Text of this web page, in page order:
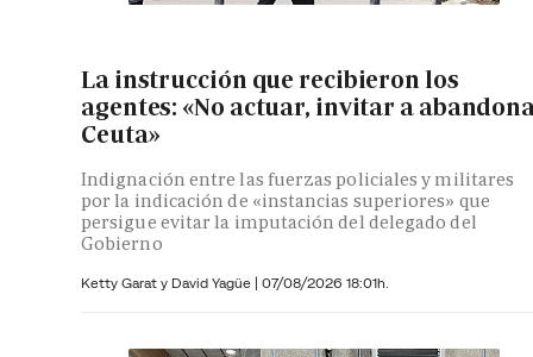
La instrucción que recibieron los
agentes: «No actuar, invitar a
Ceuta»
Indignación entre las fuerzas policiales y militares
por la indicación de «instancias superiores» que
persigue evitar la imputación del delegado del
Gobierno
Ketty Garat y David Yagüe | 07/08/2026 18:01h.